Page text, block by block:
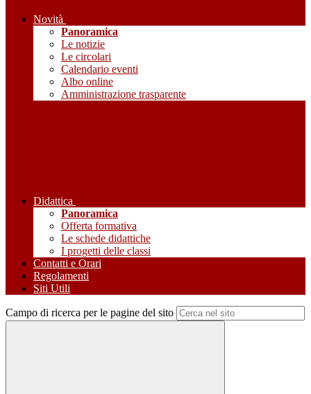
Novità
Panoramica
Le notizie
Le circolari
Calendario eventi
Albo online
Amministrazione trasparente
Didattica
Panoramica
Offerta formativa
Le schede didattiche
I progetti delle classi
Contatti e Orari
Regolamenti
Siti Utili
Campo di ricerca per le pagine del sito